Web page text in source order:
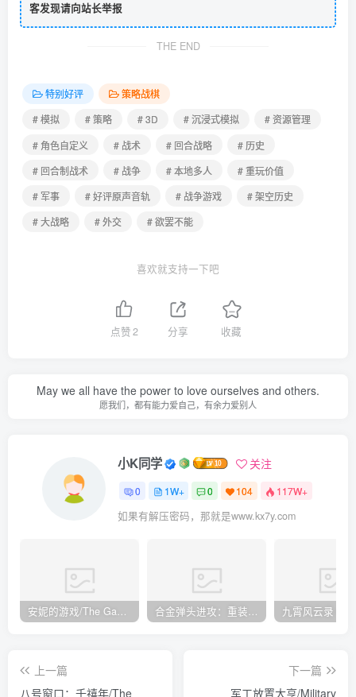
客发现请向站长举报
THE END
特别好评
策略战棋
# 模拟
# 策略 # 3D # 沉浸式模拟
# 资源管理
# 角色自定义
# 战术 # 回合战略
# 历史
# 回合制战术
# 战争 # 本地多人
# 重玩价值
# 军事
# 好评原声音轨 # 战争游戏
# 架空历史
# 大战略
# 外交 # 欲罢不能
喜欢就支持一下吧
点赞2 分享 收藏
May we all have the power to love ourselves and others.
愿我们，都有能力爱自己，有余力爱别人
小K同学 关注
0 1W+ 0 104 117W+
如果有解压密码，那就是www.kx7y.com
安妮的游戏/The Game of Annie v0.99981|射击动作|容量14.6GB|免安装绿色中文版 合金弹头进攻：重装上阵/METAL SLUG ATTACK RELOADED Build.16214511|策略模拟|容量2.7GB|免安装绿色中文版
上一篇
八号窗口：千禧年/The
下一篇
军工放置大亨/Military